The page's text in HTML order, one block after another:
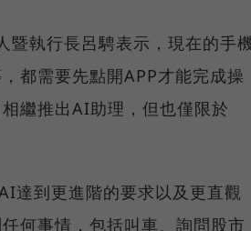
暨執行長呂騁表示，現在的手
都需要先點開APP才能完成操
繼推出AI助理，但也僅限於
達到更進階的要求以及更直觀
何事情，包括叫車、詢問股市